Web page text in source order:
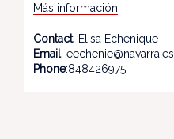
Más información
Contact: Elisa Echenique
Email: eechenie@navarra.es
Phone:848426975